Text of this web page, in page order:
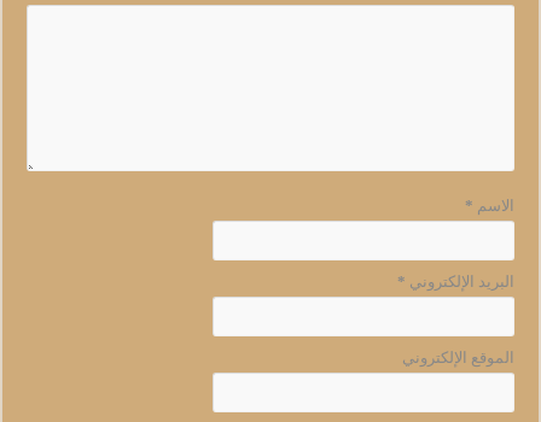
الاسم *
البريد الإلكتروني *
الموقع الإلكتروني